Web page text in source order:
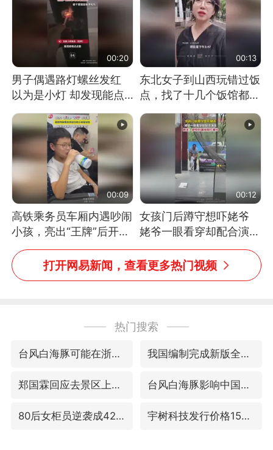
00:20
男子偶遇路灯螺丝发红
以为是小灯 却发现能点
燃香烟 当事人：已报警
处理
00:13
东北女子到山西玩错过饭
点，找了十几个饭馆都没
开门：午休到几点
00:09
高铁乘务员车厢内遇吵闹
小孩，亮出“王牌”后开启
一键静音
00:12
女孩门后蹲守想吓姥爷
姥爷一眼看穿却配合演出
网友：姥爷的演技我打满
分
打开网易新闻，查看更多热门视频
热门搜索
台风白海豚可能在浙闽沿海登陆 我国编制完成新版全月地质图
郑国霖回应去景区上班被保安拦下 台风白海豚影响中国已成定局
80后女柜员逆袭成4200亿银行副行长 宇树科技发行价格150.80元/股